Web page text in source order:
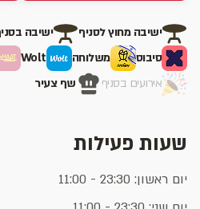
ישיבה מחוץ לסניף ישיבה
סיבוס
משלוחה Wolt
אירועים בסניף
שף צעיר
שעות פעילות
יום ראשון: 23:30 - 11:00